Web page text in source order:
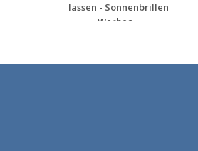
lassen - Sonnenbrillen
Werbea...